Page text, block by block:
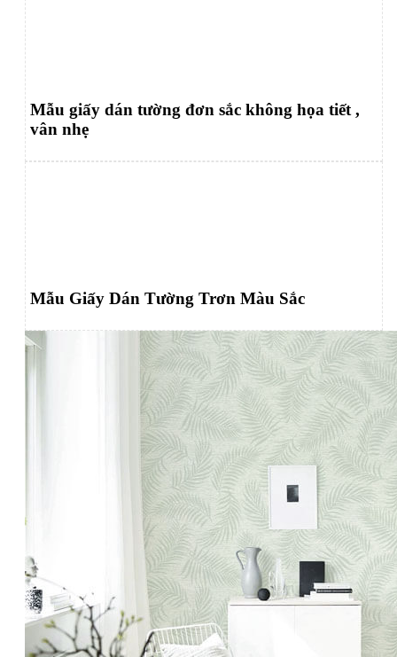
Mẫu giấy dán tường đơn sắc không họa tiết ,
vân nhẹ
Mẫu Giấy Dán Tường Trơn Màu Sắc